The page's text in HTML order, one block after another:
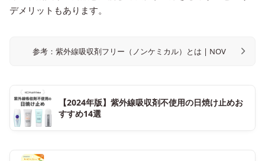
デメリットもあります。
参考：紫外線吸収剤フリー（ノンケミカル）とは | NOV
【2024年版】紫外線吸収剤不使用の日焼け止めお
すすめ14選